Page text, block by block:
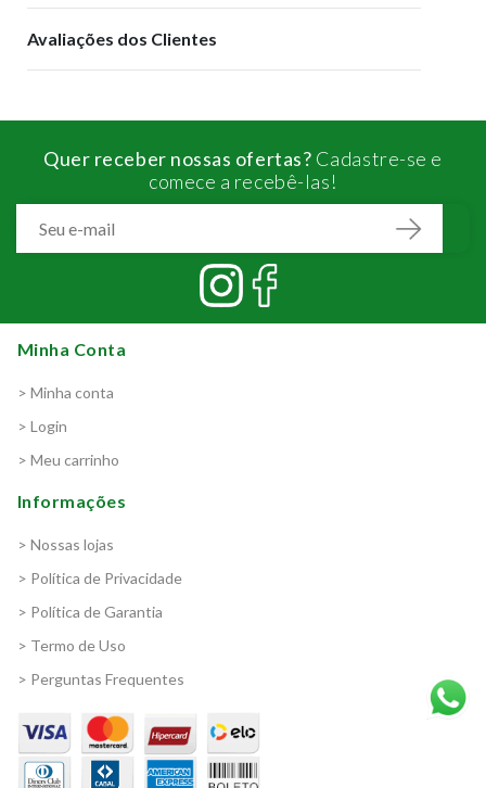
Avaliações dos Clientes
Quer receber nossas ofertas? Cadastre-se e
comece a recebê-las!
Minha Conta
> Minha conta
> Login
> Meu carrinho
Informações
> Nossas lojas
> Política de Privacidade
> Política de Garantia
> Termo de Uso
> Perguntas Frequentes